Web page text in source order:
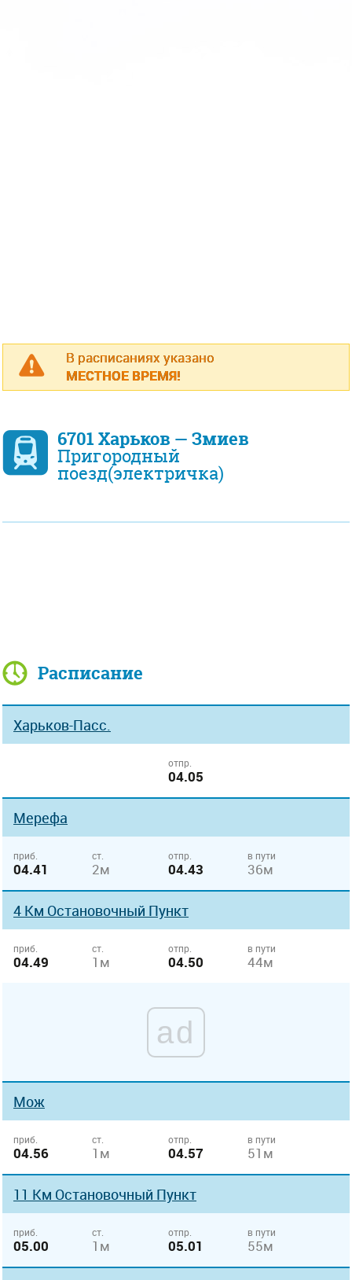
В расписаниях указано
МЕСТНОЕ ВРЕМЯ!
6701 Харьков — Змиев
Пригородный
поезд(электричка)
Расписание
Харьков-Пасс.
отпр.
04.05
Мерефа
приб.
04.41
ст.
2м
отпр.
04.43
в пути
36м
4 Км Остановочный Пункт
приб.
04.49
ст.
1м
отпр.
04.50
в пути
44м
ad
Мож
приб.
04.56
ст.
1м
отпр.
04.57
в пути
51м
11 Км Остановочный Пункт
приб.
05.00
ст.
1м
отпр.
05.01
в пути
55м